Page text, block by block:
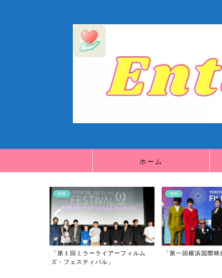
ホーム
映画
「第１回ミラーライアーフィルム
ズ・フェスティバル」
映画
「第一回横浜国際映